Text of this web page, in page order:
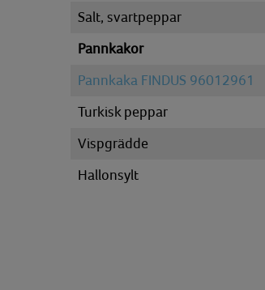
Salt, svartpeppar
Pannkakor
Pannkaka FINDUS 96012961
Turkisk peppar
Vispgrädde
Hallonsylt